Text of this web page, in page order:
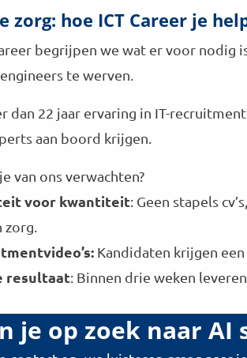
zorg: hoe ICT Career je
begrijpen we wat er voor nodig
te werven.
dan 22 jaar ervaring in IT-
aan boord krijgen.
van ons verwachten?
voor kwantiteit: Geen stapels
zorg.
Kandidaten krijgen
resultaat: Binnen drie weken
je op zoek naar AI